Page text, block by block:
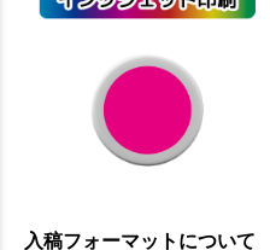
入稿フォーマットについて